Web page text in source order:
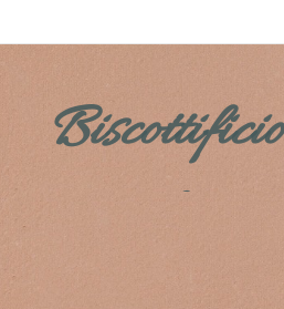
Biscottificio
Fichera